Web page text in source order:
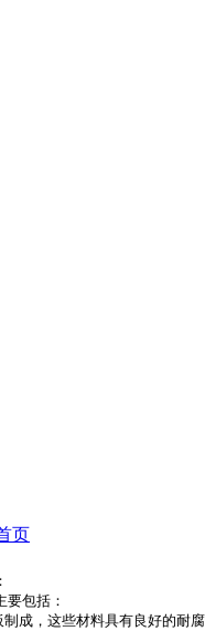
页
包括：
成，这些材料具有良好的耐